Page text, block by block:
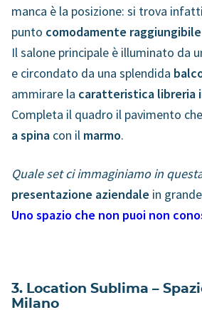
manca è la posizione: si trova
punto comodamente
Il salone principale è illuminato da
e circondato da una splendida
ammirare la caratteristica libreria
Completa il quadro il pavimento
a spina con il marmo.
Quale set ci immaginiamo in
presentazione aziendale in
Uno spazio che non puoi non
3. Location Sublima –
Milano